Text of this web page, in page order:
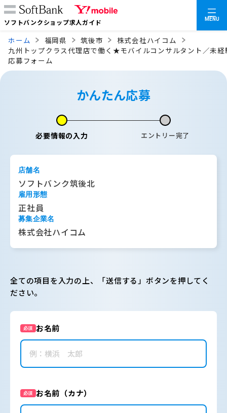
ソフトバンクショップ求人ガイド MENU
ホーム 福岡県 筑後市
株式会社ハイコム
九州トップクラス代理店で働く★モバイルコンサルタント／未
応募フォーム
かんたん応募
必要情報の入力 エントリー完了
店舗名
ソフトバンク筑後北
雇用形態
正社員
募集企業名
株式会社ハイコム
全ての項目を入力の上、「送信する」ボタンを押してく
ださい。
必須 お名前
必須 お名前（カナ）